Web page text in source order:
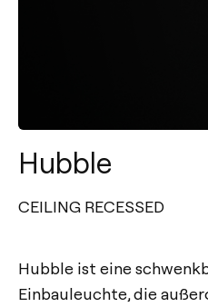
Hubble
CEILING RECESSED
Hubble ist eine
Einbauleuchte, die